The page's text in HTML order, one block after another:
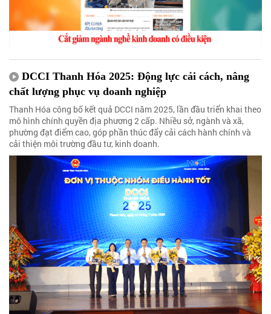
DCCI Thanh Hóa 2025: Động lực cải cách, nâng
chất lượng phục vụ doanh nghiệp
Thanh Hóa công bố kết quả DCCI năm 2025, lần đầu triển khai theo
mô hình chính quyền địa phương 2 cấp. Nhiều sở, ngành và xã,
phường đạt điểm cao, góp phần thúc đẩy cải cách hành chính và
cải thiện môi trường đầu tư, kinh doanh.